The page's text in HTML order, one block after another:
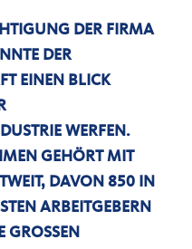
DER FIRMA
DER
EINEN BLICK
WERFEN.
GEHÖRT MIT
DAVON 850 IN
ARBEITGEBERN D
AU